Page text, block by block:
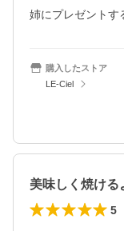
姉にプレゼントす
購入したストア
LE-Ciel
美味しく焼ける
5